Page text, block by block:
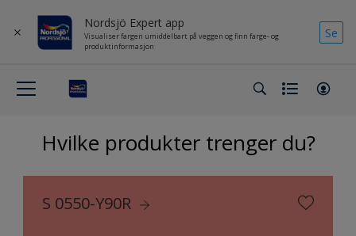
Nordsjö Expert app
Visualiser fargen umiddelbart på veggen og finn farge- og
produktinformasjon
Se
Hvilke produkter trenger du?
S 0550-Y90R